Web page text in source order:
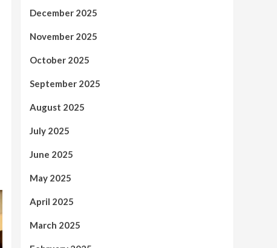
December 2025
November 2025
October 2025
September 2025
August 2025
July 2025
June 2025
May 2025
April 2025
March 2025